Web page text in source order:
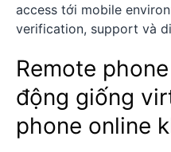
access tới mobile
verification, support và
Remote
động giống
phone online